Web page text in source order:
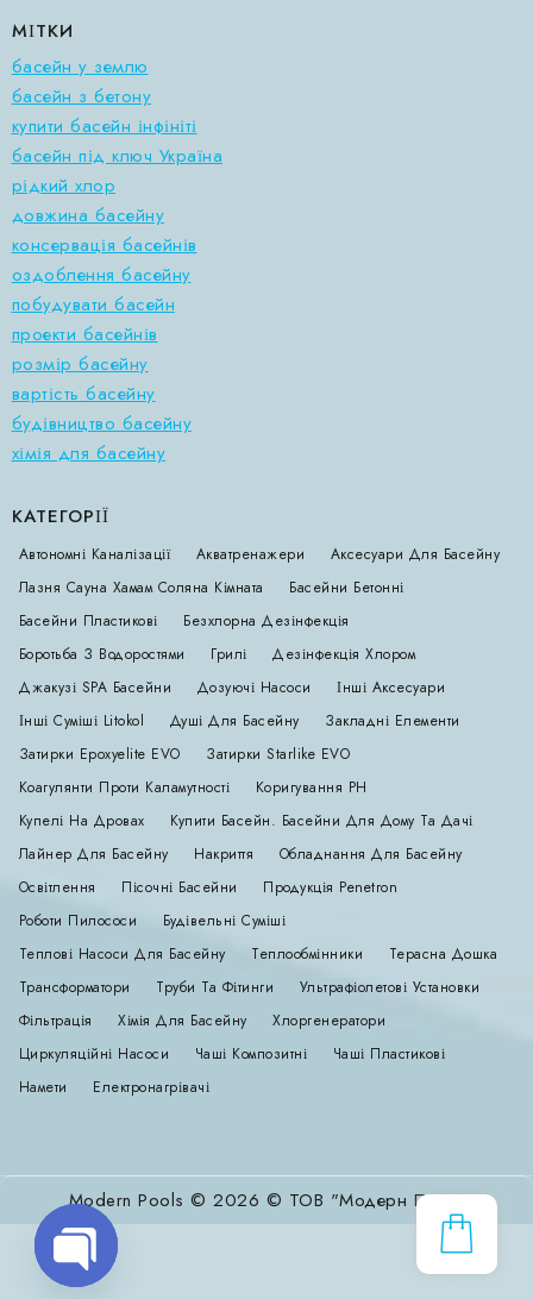
МІТКИ
басейн у землю
басейн з бетону
купити басейн інфініті
басейн під ключ Україна
рідкий хлор
довжина басейну
консервація басейнів
оздоблення басейну
побудувати басейн
проекти басейнів
розмір басейну
вартість басейну
будівництво басейну
хімія для басейну
КАТЕГОРІЇ
Автономні Каналізації Акватренажери
Аксесуари Для Басейну
Лазня Сауна Хамам Соляна Кімната
Басейни Бетонні
Басейни Пластикові
Безхлорна Дезінфекція
Боротьба З Водоростями
Грилі
Дезінфекція Хлором
Джакузі SPA Басейни
Дозуючі Насоси
Інші Аксесуари
Інші Суміші Litokol
Душі Для Басейну
Закладні Елементи
Затирки Epoxyelite EVO
Затирки Starlike EVO
Коагулянти Проти Каламутності
Коригування РН
Купелі На Дровах
Купити Басейн. Басейни Для Дому Та Дачі
Лайнер Для Басейну
Накриття
Обладнання Для Басейну
Освітлення
Пісочні Басейни
Продукція Penetron
Роботи Пилососи
Будівельні Суміші
Теплові Насоси Для Басейну
Теплообмінники
Терасна Дошка
Трансформатори
Труби Та Фітинги
Ультрафіолетові Установки
Фільтрація
Хімія Для Басейну
Хлоргенератори
Циркуляційні Насоси
Чаші Композитні
Чаші Пластикові
Намети
Електронагрівачі
Modern Pools © 2026 © ТОВ "Модерн Пулс"